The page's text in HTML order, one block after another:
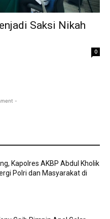
Saksi Nikah
0
-
Kapolres AKBP Abdul Kholik
Polri dan Masyarakat di